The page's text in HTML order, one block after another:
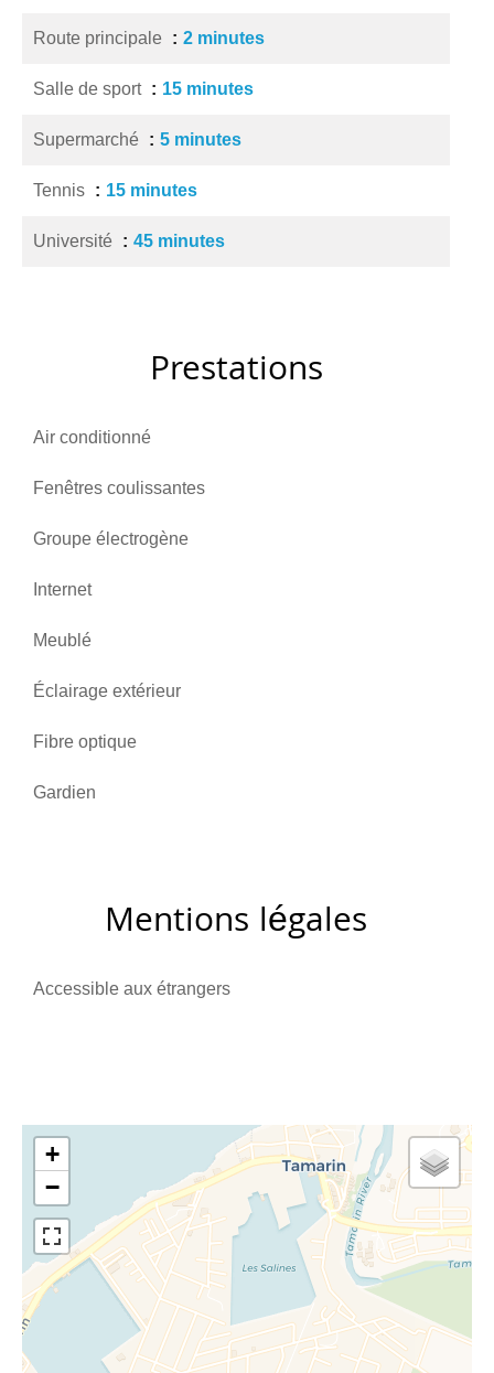
Route principale 2 minutes
Salle de sport 15 minutes
Supermarché 5 minutes
Tennis 15 minutes
Université 45 minutes
Prestations
Air conditionné
Fenêtres coulissantes
Groupe électrogène
Internet
Meublé
Éclairage extérieur
Fibre optique
Gardien
Mentions légales
Accessible aux étrangers
+
−